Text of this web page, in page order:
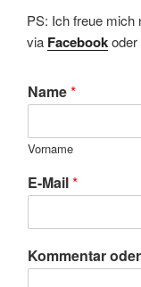
PS: Ich freue mich
via Facebookoder
Name*
Vorname
E-Mail*
Kommentar